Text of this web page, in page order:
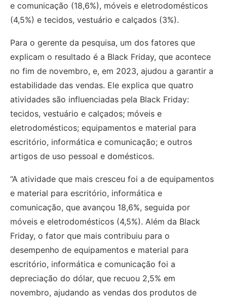
e comunicação (18,6%), móveis e eletrodomésticos
(4,5%) e tecidos, vestuário e calçados (3%).
Para o gerente da pesquisa, um dos fatores que
explicam o resultado é a Black Friday, que acontece
no fim de novembro, e, em 2023, ajudou a garantir a
estabilidade das vendas. Ele explica que quatro
atividades são influenciadas pela Black Friday:
tecidos, vestuário e calçados; móveis e
eletrodomésticos; equipamentos e material para
escritório, informática e comunicação; e outros
artigos de uso pessoal e domésticos.
“A atividade que mais cresceu foi a de equipamentos
e material para escritório, informática e
comunicação, que avançou 18,6%, seguida por
móveis e eletrodomésticos (4,5%). Além da Black
Friday, o fator que mais contribuiu para o
desempenho de equipamentos e material para
escritório, informática e comunicação foi a
depreciação do dólar, que recuou 2,5% em
novembro, ajudando as vendas dos produtos de